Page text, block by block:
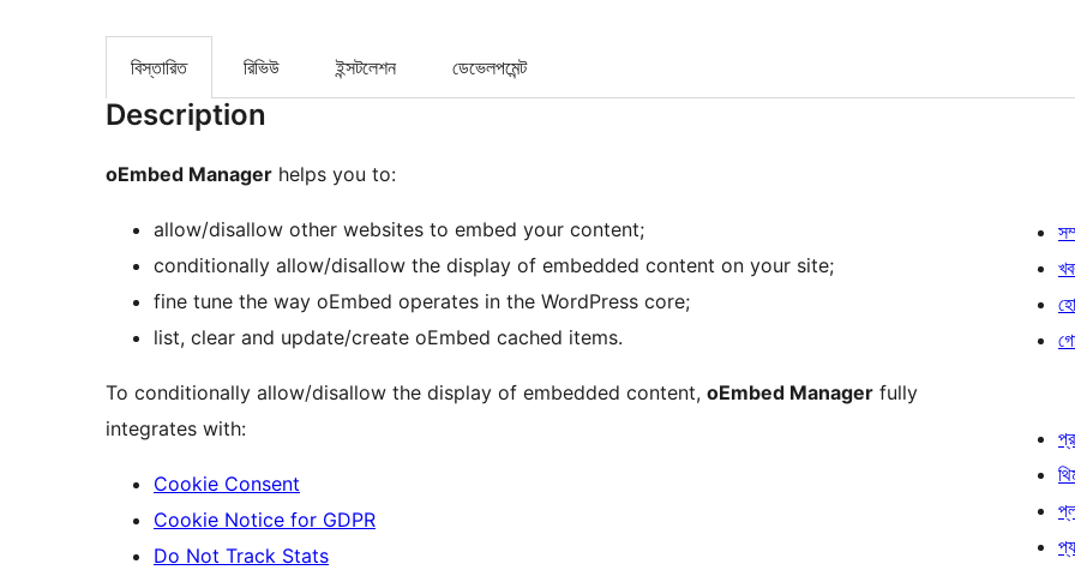
বিস্তারিত রিভিউ ইন্সটলেশন ডেভেলপমেন্ট
Description
oEmbed Manager helps you to:
allow/disallow other websites to embed your content;
conditionally allow/disallow the display of embedded content on your site;
fine tune the way oEmbed operates in the WordPress core;
list, clear and update/create oEmbed cached items.
To conditionally allow/disallow the display of embedded content, oEmbed Manager
integrates with:
Cookie Consent
Cookie Notice for GDPR
Do Not Track Stats